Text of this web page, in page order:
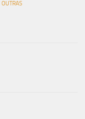
OUTRAS